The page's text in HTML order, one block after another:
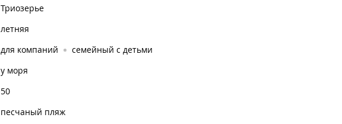
Триозерье
летняя
для компаний
семейный с детьми
у моря
50
песчаный пляж